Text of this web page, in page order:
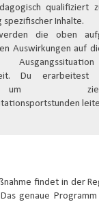
qualifiziert
Inhalte.
die oben
Auswirkungen auf
Du erarbeitest
findet in der
genaue